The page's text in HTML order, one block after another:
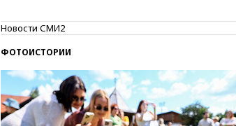
Новости СМИ2
ФОТОИСТОРИИ